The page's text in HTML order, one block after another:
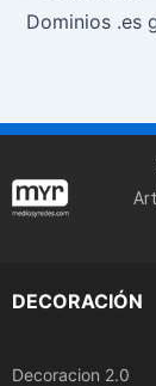
Dominios .es
DECORACIÓN
Decoracion 2.0